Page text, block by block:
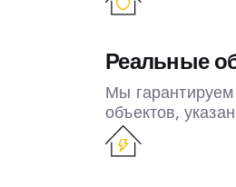
Реальные
Мы гарантируем
объектов,